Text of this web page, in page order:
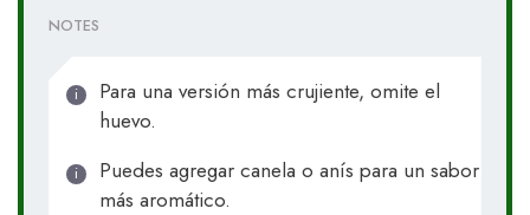
NOTES
Para una versión más crujiente, omite el
huevo.
Puedes agregar canela o anís para un sabor
más aromático.